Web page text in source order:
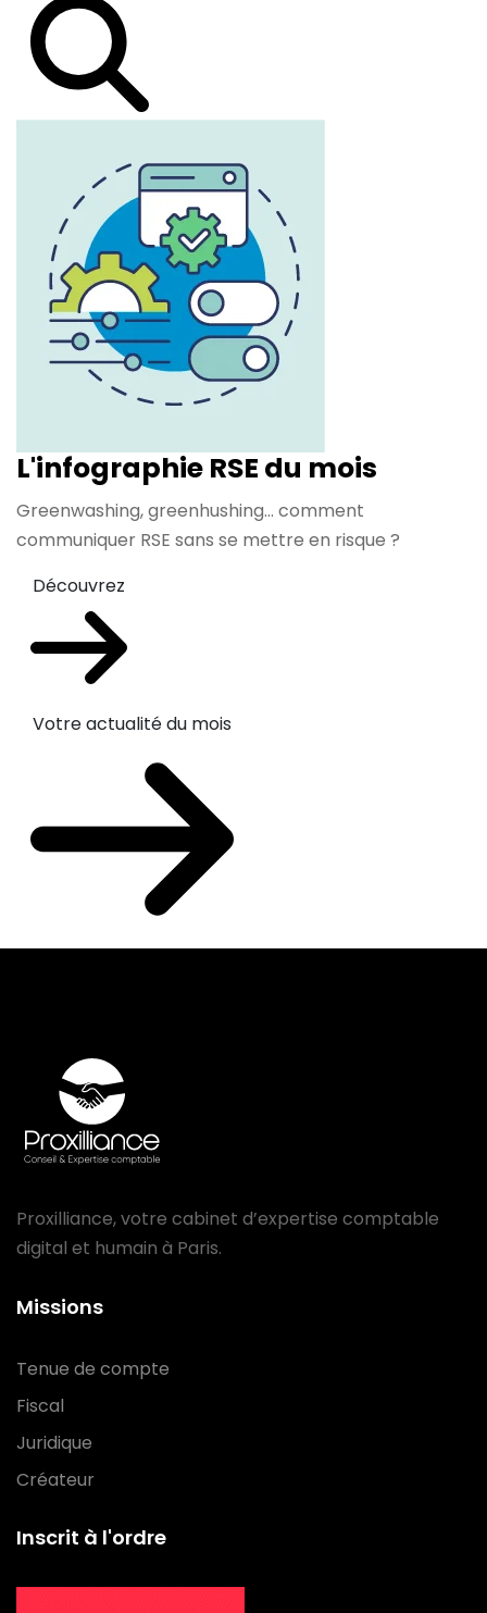
L'infographie RSE du mois
Greenwashing, greenhushing… comment
communiquer RSE sans se mettre en risque ?
Découvrez
Votre actualité du mois
Proxilliance, votre cabinet d’expertise comptable
digital et humain à Paris.
Missions
Tenue de compte
Fiscal
Juridique
Créateur
Inscrit à l'ordre